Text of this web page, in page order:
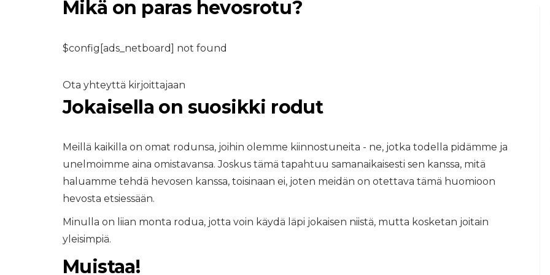
Mikä on paras hevosrotu?
$config[ads_netboard] not found
Ota yhteyttä kirjoittajaan
Jokaisella on suosikki rodut
Meillä kaikilla on omat rodunsa, joihin olemme kiinnostuneita - ne, jotka todella pidämme ja
unelmoimme aina omistavansa. Joskus tämä tapahtuu samanaikaisesti sen kanssa, mitä
haluamme tehdä hevosen kanssa, toisinaan ei, joten meidän on otettava tämä huomioon
hevosta etsiessään.
Minulla on liian monta rodua, jotta voin käydä läpi jokaisen niistä, mutta kosketan joitain
yleisimpiä.
Muistaa!
KALAT JA AKVAARIOT
kalatalousvirheitä ja
niiden välttäminen
koiranpennun
tarpeita potta